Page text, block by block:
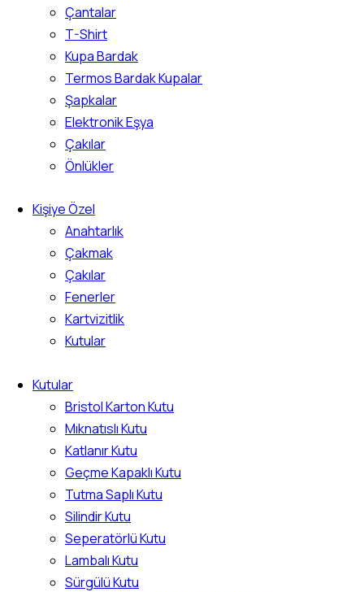
Çantalar
T-Shirt
Kupa Bardak
Termos Bardak Kupalar
Şapkalar
Elektronik Eşya
Çakılar
Önlükler
Kişiye Özel
Anahtarlık
Çakmak
Çakılar
Fenerler
Kartvizitlik
Kutular
Kutular
Bristol Karton Kutu
Mıknatıslı Kutu
Katlanır Kutu
Geçme Kapaklı Kutu
Tutma Saplı Kutu
Silindir Kutu
Seperatörlü Kutu
Lambalı Kutu
Sürgülü Kutu